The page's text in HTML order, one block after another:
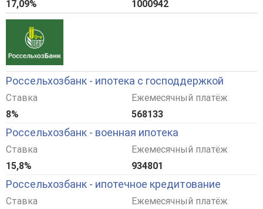
17,09%
1000942
Россельхозбанк - ипотека с господдержкой
Ставка
8%
Ежемесячный платёж
568133
Россельхозбанк - военная ипотека
Ставка
15,8%
Ежемесячный платёж
934801
Россельхозбанк - ипотечное кредитование
Ставка
Ежемесячный платёж